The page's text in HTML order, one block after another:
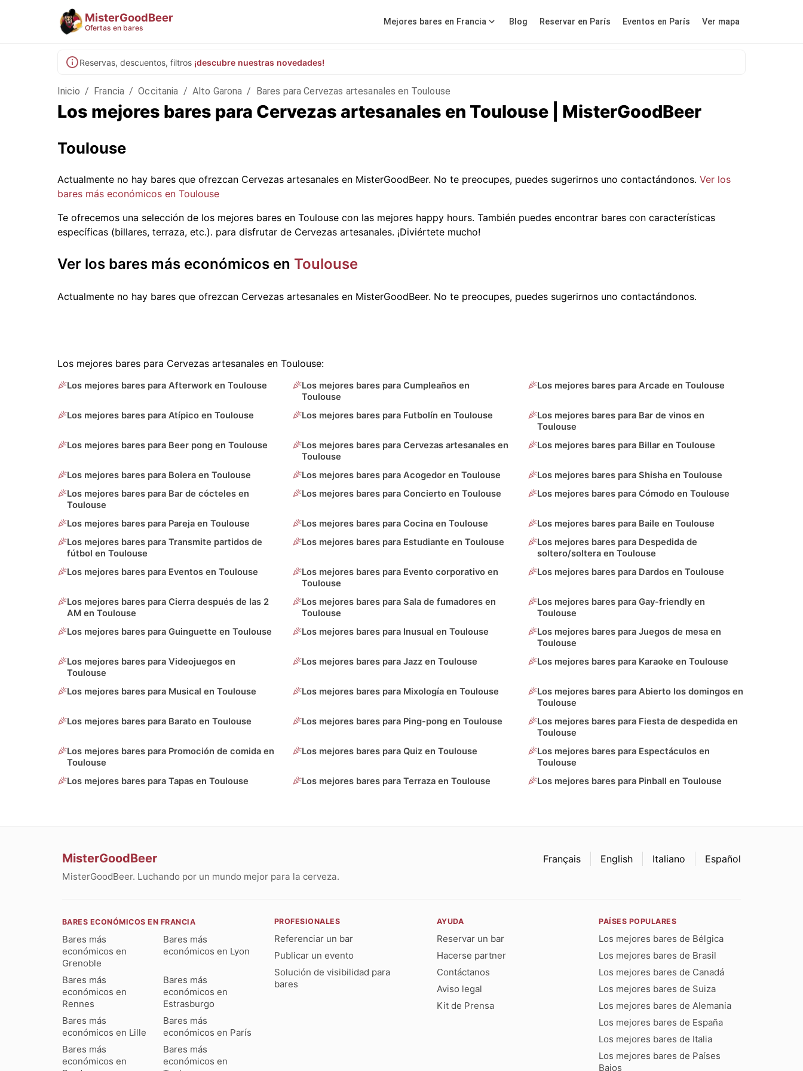
MisterGoodBeer
Ofertas en bares
Mejores bares en Francia Blog Reservar en París Eventos en París Ver mapa
Reservas, descuentos, filtros ¡descubre nuestras novedades!
Inicio / Francia / Occitania / Alto Garona / Bares para Cervezas artesanales en Toulouse
Los mejores bares para Cervezas artesanales en Toulouse | MisterGoodBeer
Toulouse
Actualmente no hay bares que ofrezcan Cervezas artesanales en MisterGoodBeer. No te preocupes, puedes sugerirnos uno contactándonos. Ver los
bares más económicos en Toulouse
Te ofrecemos una selección de los mejores bares en Toulouse con las mejores happy hours. También puedes encontrar bares con características
específicas (billares, terraza, etc.). para disfrutar de Cervezas artesanales. ¡Diviértete mucho!
Ver los bares más económicos en Toulouse
Actualmente no hay bares que ofrezcan Cervezas artesanales en MisterGoodBeer. No te preocupes, puedes sugerirnos uno contactándonos.
Los mejores bares para Cervezas artesanales en Toulouse:
Los mejores bares para Afterwork en Toulouse
Los mejores bares para Cumpleaños en
Toulouse
Los mejores bares para Arcade en Toulouse
Los mejores bares para Atípico en Toulouse Los mejores bares para Futbolín en Toulouse
Los mejores bares para Bar de vinos en
Toulouse
Los mejores bares para Beer pong en Toulouse
Los mejores bares para Cervezas artesanales en
Toulouse
Los mejores bares para Billar en Toulouse
Los mejores bares para Bolera en Toulouse Los mejores bares para Acogedor en Toulouse
Los mejores bares para Shisha en Toulouse
Los mejores bares para Bar de cócteles en
Toulouse
Los mejores bares para Concierto en Toulouse Los mejores bares para Cómodo en Toulouse
Los mejores bares para Pareja en Toulouse Los mejores bares para Cocina en Toulouse
Los mejores bares para Baile en Toulouse
Los mejores bares para Transmite partidos de
fútbol en Toulouse
Los mejores bares para Estudiante en Toulouse
Los mejores bares para Despedida de
soltero/soltera en Toulouse
Los mejores bares para Eventos en Toulouse
Los mejores bares para Evento corporativo en
Toulouse
Los mejores bares para Dardos en Toulouse
Los mejores bares para Cierra después de las 2
AM en Toulouse
Los mejores bares para Sala de fumadores en
Toulouse
Los mejores bares para Gay-friendly en
Toulouse
Los mejores bares para Guinguette en Toulouse
Los mejores bares para Inusual en Toulouse
Los mejores bares para Juegos de mesa en
Toulouse
Los mejores bares para Videojuegos en
Toulouse
Los mejores bares para Jazz en Toulouse Los mejores bares para Karaoke en Toulouse
Los mejores bares para Musical en Toulouse Los mejores bares para Mixología en Toulouse
Los mejores bares para Abierto los domingos en
Toulouse
Los mejores bares para Barato en Toulouse
Los mejores bares para Ping-pong en Toulouse
Los mejores bares para Fiesta de despedida en
Toulouse
Los mejores bares para Promoción de comida en
Toulouse
Los mejores bares para Quiz en Toulouse
Los mejores bares para Espectáculos en
Toulouse
Los mejores bares para Tapas en Toulouse
Los mejores bares para Terraza en Toulouse Los mejores bares para Pinball en Toulouse
MisterGoodBeer
MisterGoodBeer. Luchando por un mundo mejor para la cerveza.
Français English Italiano Español
BARES ECONÓMICOS EN FRANCIA
Bares más
económicos en
Grenoble
Bares más
económicos en Lyon
Bares más
económicos en
Rennes
Bares más
económicos en
Estrasburgo
Bares más
económicos en Lille
Bares más
económicos en París
Bares más
económicos en
Bares más
económicos en
PROFESIONALES
Referenciar un bar
Publicar un evento
Solución de visibilidad para
bares
AYUDA
Reservar un bar
Hacerse partner
Contáctanos
Aviso legal
Kit de Prensa
PAÍSES POPULARES
Los mejores bares de Bélgica
Los mejores bares de Brasil
Los mejores bares de Canadá
Los mejores bares de Suiza
Los mejores bares de Alemania
Los mejores bares de España
Los mejores bares de Italia
Los mejores bares de Países
Bajos